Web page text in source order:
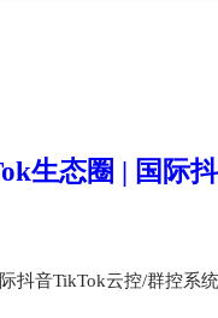
生态圈 | 国际
抖音TikTok云控/群控系